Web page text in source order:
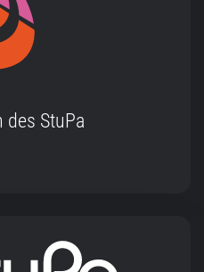
StuPa